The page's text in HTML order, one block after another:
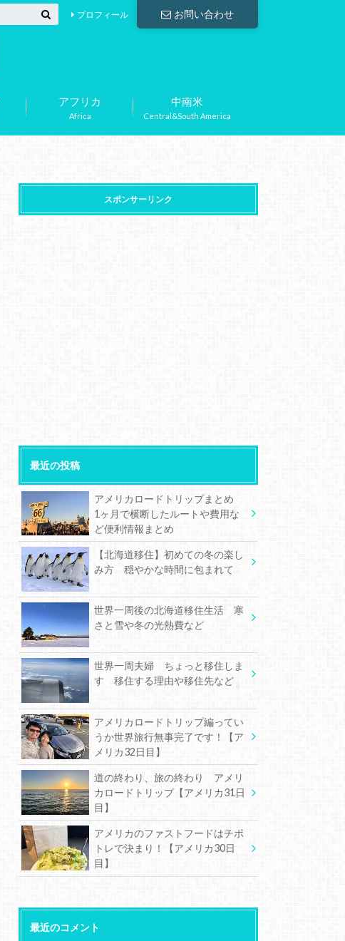
お問い合わせ
プロフィール
Africa
アフリカ
Central&South America
中南米
スポンサーリンク
最近の投稿
アメリカロードトリップまとめ
1ヶ月で横断したルートや費用な
ど便利情報まとめ
【北海道移住】初めての冬の楽し
み方 穏やかな時間に包まれて
世界一周後の北海道移住生活 寒
さと雪や冬の光熱費など
世界一周夫婦 ちょっと移住しま
す 移住する理由や移住先など
アメリカロードトリップ編ってい
うか世界旅行無事完了です！【ア
メリカ32日目】
道の終わり、旅の終わり アメリ
カロードトリップ【アメリカ31日
目】
アメリカのファストフードはチポ
トレで決まり！【アメリカ30日
目】
最近のコメント